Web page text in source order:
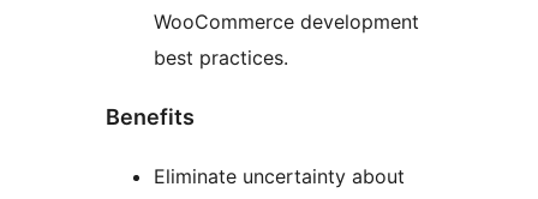
WooCommerce development
best practices.
Benefits
Eliminate uncertainty about